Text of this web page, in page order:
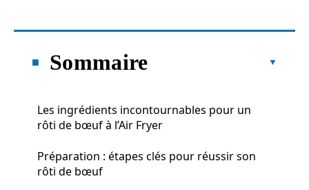
Sommaire
Les ingrédients incontournables pour un
rôti de bœuf à l’Air Fryer
Préparation : étapes clés pour réussir son
rôti de bœuf